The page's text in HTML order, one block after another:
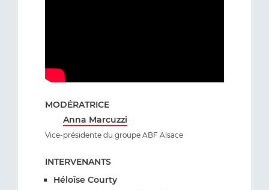
MODÉRATRICE
Anna Marcuzzi
Vice-présidente du groupe ABF Alsace
INTERVENANTS
Héloïse Courty